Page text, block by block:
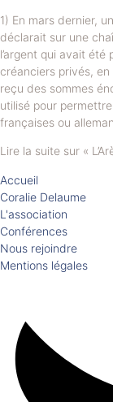
1) En mars dernier,
déclarait sur une
l’argent qui avait été
créanciers privés,
reçu des sommes
utilisé pour
françaises ou
Lire la suite sur «
Accueil
Coralie Delaume
L'association
Conférences
Nous rejoindre
Mentions légales